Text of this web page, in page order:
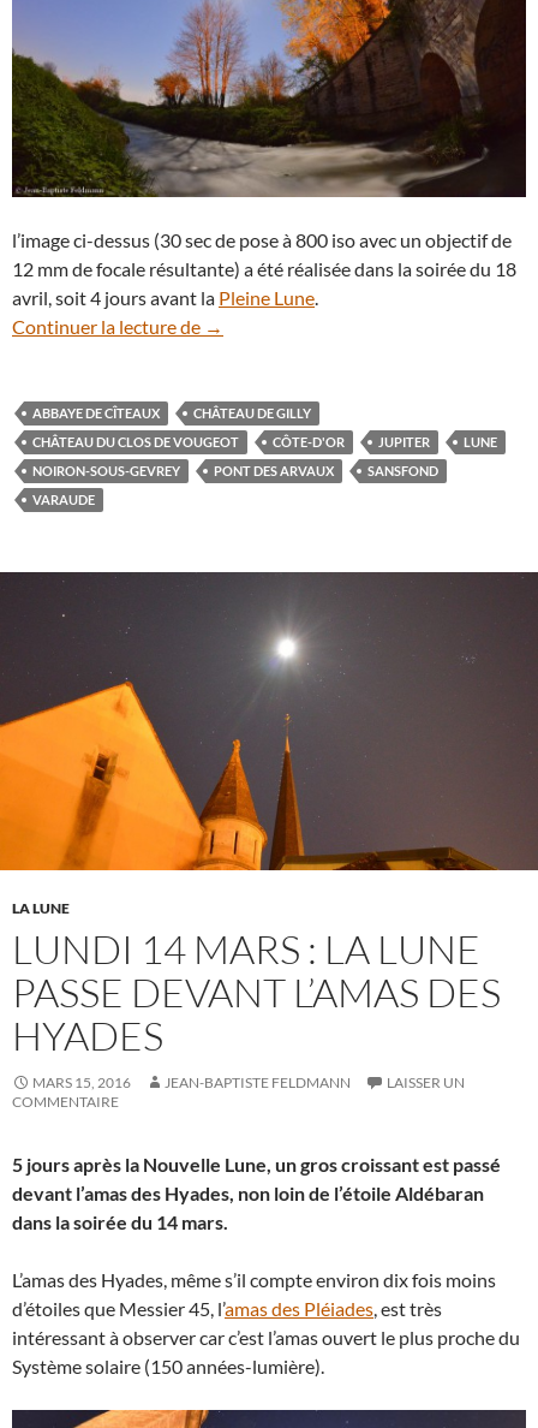
l’image ci-dessus (30 sec de pose à 800 iso avec un objectif de
12 mm de focale résultante) a été réalisée dans la soirée du 18
avril, soit 4 jours avant la Pleine Lune.
Continuer la lecture de Clair de Lune sur le pont des Arvaux
→
ABBAYE DE CÎTEAUX
CHÂTEAU DE GILLY
CHÂTEAU DU CLOS DE VOUGEOT
CÔTE-D'OR JUPITER
LUNE
NOIRON-SOUS-GEVREY
PONT DES ARVAUX
SANSFOND
VARAUDE
LA LUNE
LUNDI 14 MARS : LA LUNE
PASSE DEVANT L’AMAS DES
HYADES
MARS 15, 2016 JEAN-BAPTISTE FELDMANN
LAISSER UN
COMMENTAIRE
5 jours après la Nouvelle Lune, un gros croissant est passé
devant l’amas des Hyades, non loin de l’étoile Aldébaran
dans la soirée du 14 mars.
L’amas des Hyades, même s’il compte environ dix fois moins
d’étoiles que Messier 45, l’amas des Pléiades, est très
intéressant à observer car c’est l’amas ouvert le plus proche du
Système solaire (150 années-lumière).